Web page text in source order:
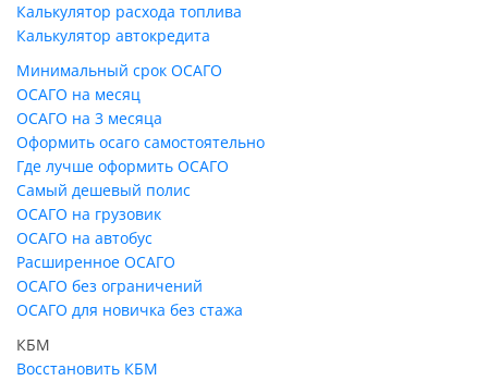
Калькулятор расхода топлива
Калькулятор автокредита
Минимальный срок ОСАГО
ОСАГО на месяц
ОСАГО на 3 месяца
Оформить осаго самостоятельно
Где лучше оформить ОСАГО
Самый дешевый полис
ОСАГО на грузовик
ОСАГО на автобус
Расширенное ОСАГО
ОСАГО без ограничений
ОСАГО для новичка без стажа
КБМ
Восстановить КБМ